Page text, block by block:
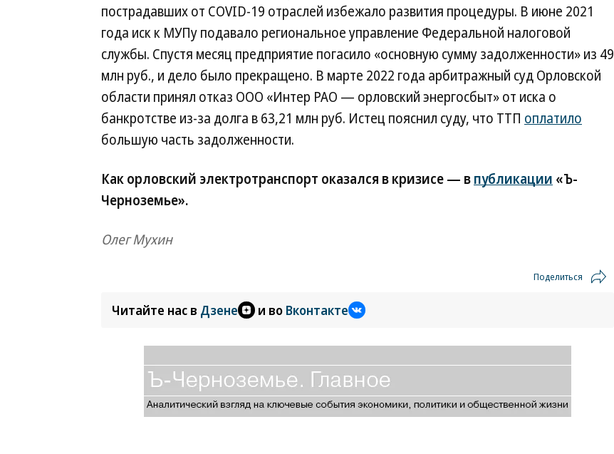
пострадавших от COVID-19 отраслей избежало развития процедуры. В июне 2021
года иск к МУПу подавало региональное управление Федеральной налоговой
службы. Спустя месяц предприятие погасило «основную сумму задолженности» из 49
млн руб., и дело было прекращено. В марте 2022 года арбитражный суд Орловской
области принял отказ ООО «Интер РАО — орловский энергосбыт» от иска о
банкротстве из-за долга в 63,21 млн руб. Истец пояснил суду, что ТТП оплатило
большую часть задолженности.
Как орловский электротранспорт оказался в кризисе — впубликации «Ъ-
Черноземье».
Олег Мухин
Поделиться
Читайте нас в Дзене и во Вконтакте